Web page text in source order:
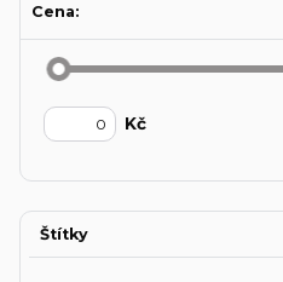
Cena:
Kč
Štítky